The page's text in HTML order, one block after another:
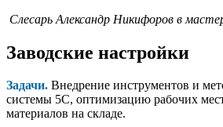
Слесарь Александр Никифоров в
Заводские настройки
Задачи. Внедрение инструментов и
системы 5С, оптимизацию рабочих
материалов на складе.